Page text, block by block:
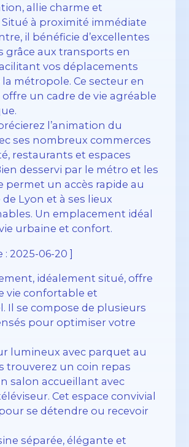
allie charme et
à proximité immédiate
il bénéficie d’excellentes
grâce aux transports en
vos déplacements
métropole. Ce secteur en
un cadre de vie agréable
l’animation du
ses nombreux commerces
restaurants et espaces
desservi par le métro et les
permet un accès rapide au
Lyon et à ses lieux
Un emplacement idéal
urbaine et confort.
2025-06-20 ]
idéalement situé, offre
vie confortable et
Il se compose de plusieurs
pour optimiser votre
lumineux avec parquet au
trouverez un coin repas
salon accueillant avec
Cet espace convivial
se détendre ou recevoir
séparée, élégante et